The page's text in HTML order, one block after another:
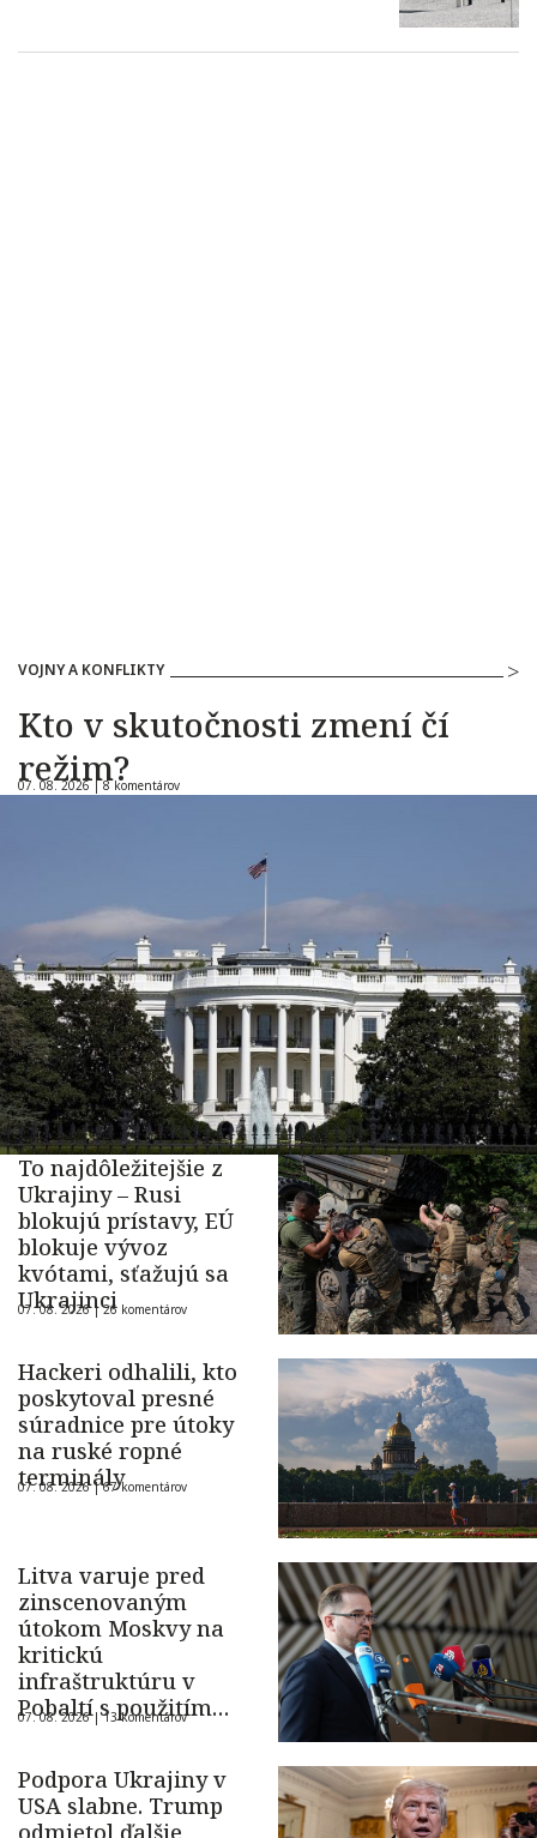
VOJNY A KONFLIKTY
Kto v skutočnosti zmení čí
režim?
07. 08. 2026 |8 komentárov
To najdôležitejšie z
Ukrajiny – Rusi
blokujú prístavy, EÚ
blokuje vývoz
kvótami, sťažujú sa
Ukrajinci
07. 08. 2026 |26 komentárov
Hackeri odhalili, kto
poskytoval presné
súradnice pre útoky
na ruské ropné
terminály
07. 08. 2026 |67 komentárov
Litva varuje pred
zinscenovaným
útokom Moskvy na
kritickú
infraštruktúru v
Pobaltí s použitím
ukrajinského dronu
07. 08. 2026 |13 komentárov
Podpora Ukrajiny v
USA slabne. Trump